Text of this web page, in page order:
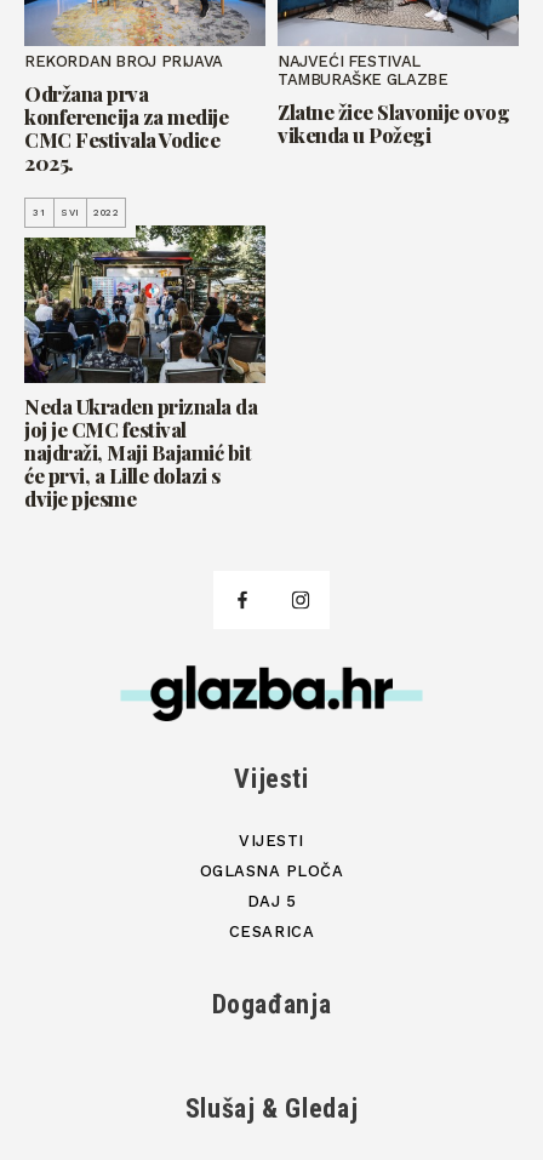
REKORDAN BROJ PRIJAVA
Održana prva
konferencija za medije
CMC Festivala Vodice
2025.
NAJVEĆI FESTIVAL
TAMBURAŠKE GLAZBE
Zlatne žice Slavonije ovog
vikenda u Požegi
31 SVI 2022
Neda Ukraden priznala da
joj je CMC festival
najdraži, Maji Bajamić bit
će prvi, a Lille dolazi s
dvije pjesme
Vijesti
VIJESTI
OGLASNA PLOČA
DAJ 5
CESARICA
Događanja
Slušaj & Gledaj